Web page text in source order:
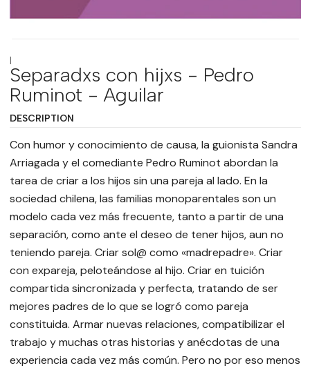
|
Separadxs con hijxs - Pedro
Ruminot - Aguilar
DESCRIPTION
Con humor y conocimiento de causa, la guionista Sandra
Arriagada y el comediante Pedro Ruminot abordan la
tarea de criar a los hijos sin una pareja al lado. En la
sociedad chilena, las familias monoparentales son un
modelo cada vez más frecuente, tanto a partir de una
separación, como ante el deseo de tener hijos, aun no
teniendo pareja. Criar sol@ como «madrepadre». Criar
con expareja, peloteándose al hijo. Criar en tuición
compartida sincronizada y perfecta, tratando de ser
mejores padres de lo que se logró como pareja
constituida. Armar nuevas relaciones, compatibilizar el
trabajo y muchas otras historias y anécdotas de una
experiencia cada vez más común. Pero no por eso menos